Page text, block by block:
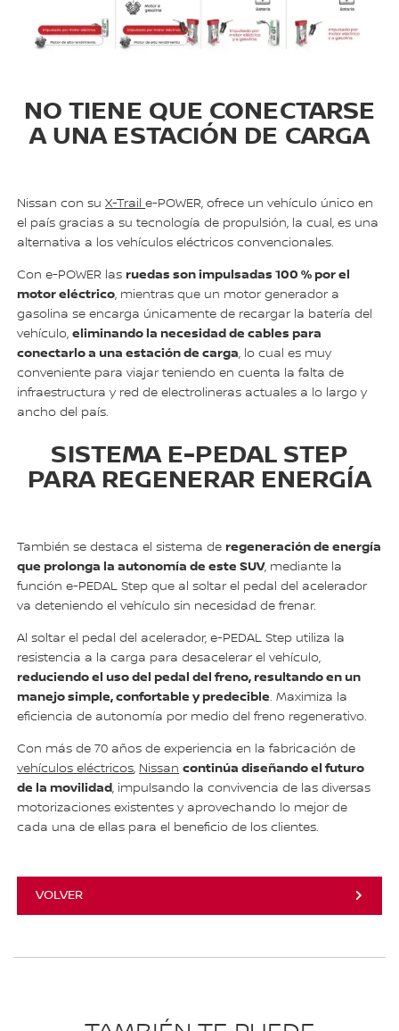
NO TIENE QUE CONECTARSE
A UNA ESTACIÓN DE CARGA
Nissan con suX-Traile-POWER, ofrece un vehículo único en
el país gracias a su tecnología de propulsión, la cual, es una
alternativa a los vehículos eléctricos convencionales.
Con e-POWER las ruedas son impulsadas 100 % por el
motor eléctrico, mientras que un motor generador a
gasolina se encarga únicamente de recargar la batería del
vehículo,eliminando la necesidad de cables para
conectarlo a una estación de carga, lo cual es muy
conveniente para viajar teniendo en cuenta la falta de
infraestructura y red de electrolineras actuales a lo largo y
ancho del país.
SISTEMA E-PEDAL STEP
PARA REGENERAR ENERGÍA
También se destaca el sistema de regeneración de energía
que prolonga la autonomía de este SUV, mediante la
función e-PEDAL Step que al soltar el pedal del acelerador
va deteniendo el vehículo sin necesidad de frenar.
Al soltar el pedal del acelerador, e-PEDAL Step utiliza la
resistencia a la carga para desacelerar el vehículo,
reduciendo el uso del pedal del freno, resultando en un
manejo simple, confortable y predecible. Maximiza la
eficiencia de autonomía por medio del freno regenerativo.
Con más de 70 años de experiencia en la fabricación de
vehículos eléctricos, Nissan continúa diseñando el futuro
de la movilidad, impulsando la convivencia de las diversas
motorizaciones existentes y aprovechando lo mejor de
cada una de ellas para el beneficio de los clientes.
VOLVER